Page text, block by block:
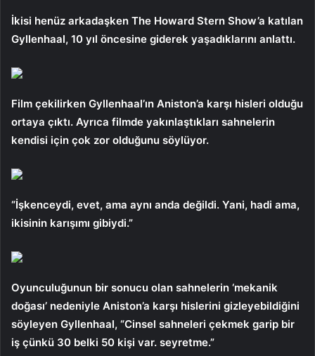
İkisi henüz arkadaşken The Howard Stern Show’a katılan
Gyllenhaal, 10 yıl öncesine giderek yaşadıklarını anlattı.
Film çekilirken Gyllenhaal’ın Aniston’a karşı hisleri olduğu
ortaya çıktı. Ayrıca filmde yakınlaştıkları sahnelerin
kendisi için çok zor olduğunu söylüyor.
“İşkenceydi, evet, ama aynı anda değildi. Yani, hadi ama,
ikisinin karışımı gibiydi.”
Oyunculuğunun bir sonucu olan sahnelerin ‘mekanik
doğası’ nedeniyle Aniston’a karşı hislerini gizleyebildiğini
söyleyen Gyllenhaal, “Cinsel sahneleri çekmek garip bir
iş çünkü 30 belki 50 kişi var. seyretme.”